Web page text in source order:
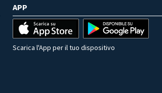
APP
Scarica l'App per il tuo dispositivo